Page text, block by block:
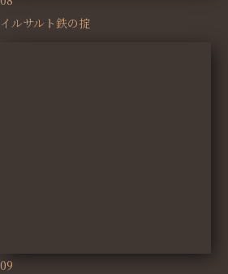
イルサルト鉄の掟
09